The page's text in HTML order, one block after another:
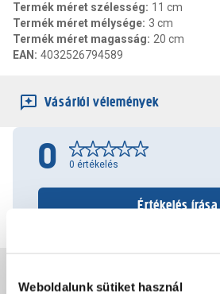
Weboldalunk sütiket használ
Termék méret szélesség: 11 cm
Termék méret mélysége: 3 cm
Termék méret magasság: 20 cm
EAN : 4032526794589
Vásárlói vélemények
0 0 értékelés
Értékelés írása